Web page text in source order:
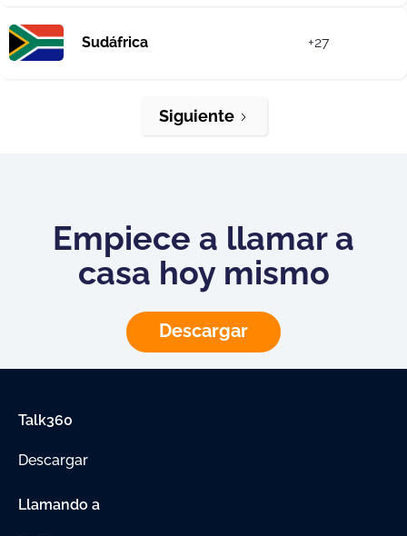
Sudáfrica +27
Siguiente
Empiece a llamar a
casa hoy mismo
Descargar
Talk360
Descargar
Llamando a